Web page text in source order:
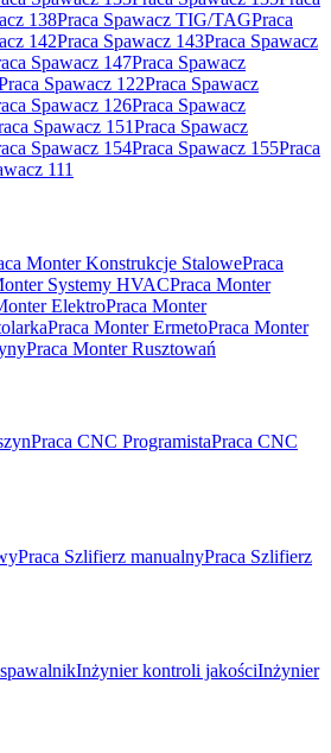
138Praca Spawacz TIG/TAGPraca
142Praca Spawacz 143Praca Spawacz
Spawacz 147Praca Spawacz
Spawacz 122Praca Spawacz
Spawacz 126Praca Spawacz
Spawacz 151Praca Spawacz
Spawacz 154Praca Spawacz 155Praca
111
Monter Konstrukcje StalowePraca
Systemy HVACPraca Monter
ElektroPraca Monter
Praca Monter ErmetoPraca Monter
Praca Monter Rusztowań
Praca CNC ProgramistaPraca CNC
Praca Szlifierz manualnyPraca Szlifierz
Inżynier kontroli jakościInżynier